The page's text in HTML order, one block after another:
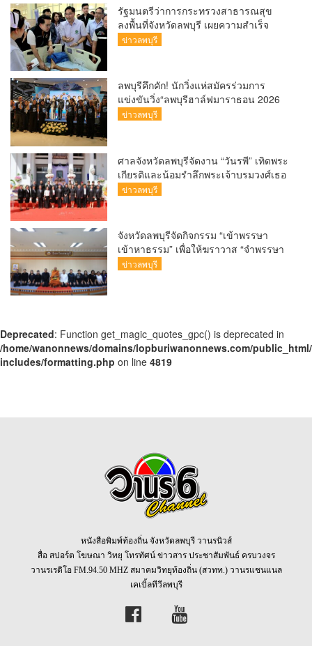
รัฐมนตรีว่าการกระทรวงสาธารณสุข
ลงพื้นที่จังหวัดลพบุรี เผยความสำเร็จ
รพ.มะเร็งลพบุรี นำเทคโนโลยีขั้นสูงมา
เดินได้ถึง ร้อยละ 85 มุ่งเป้าพัฒนาเป็น
จังหวัดสุขภาพคุณภาพควบคู่กับการส่ง
เสริมเศรษฐกิจสมุนไพรชุมชน
ข่าวลพบุรี
ลพบุรีคึกคัก! นักวิ่งแห่สมัครร่วมการ
แข่งขันวิ่ง“ลพบุรีฮาล์ฟมาราธอน 2026
(Lopburi Half Marathon 2026) เพื่อ
ข่าวลพบุรี
ศาลจังหวัดลพบุรีจัดงาน “วันรพี” เทิดพระ
เกียรติและน้อมรำลึกพระเจ้าบรมวงศ์เธอ
พระองค์รพีพัฒนศักดิ์ กรมหลวงราชบุรี
ข่าวลพบุรี
จังหวัดลพบุรีจัดกิจกรรม “เข้าพรรษา
เข้าหาธรรม” เพื่อให้ฆราวาส “จำพรรษา
ทางใจ
ข่าวลพบุรี
Deprecated: Function get_magic_quotes_gpc() is deprecated in
/home/wanonnews/domains/lopburiwanonnews.com/
includes/formatting.php on line 4819
หนังสือพิมพ์ท้องถิ่น จังหวัดลพบุรี วานรนิวส์
สื่อ สปอร์ต โฆษณา วิทยุ โทรทัศน์ ข่าวสาร ประชาสัมพันธ์ ครบวงจร
วานรเรดิโอ FM.94.50 MHZ สมาคมวิทยุท้องถิ่น (สวทท.) วานรแชนแนล
เคเบิ้ลทีวีลพบุรี